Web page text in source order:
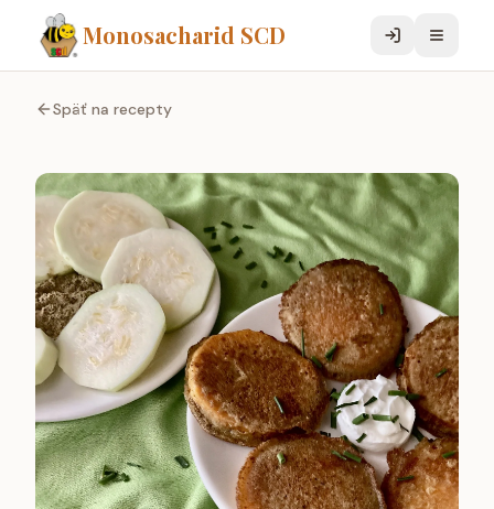
Monosacharid SCD
Späť na recepty